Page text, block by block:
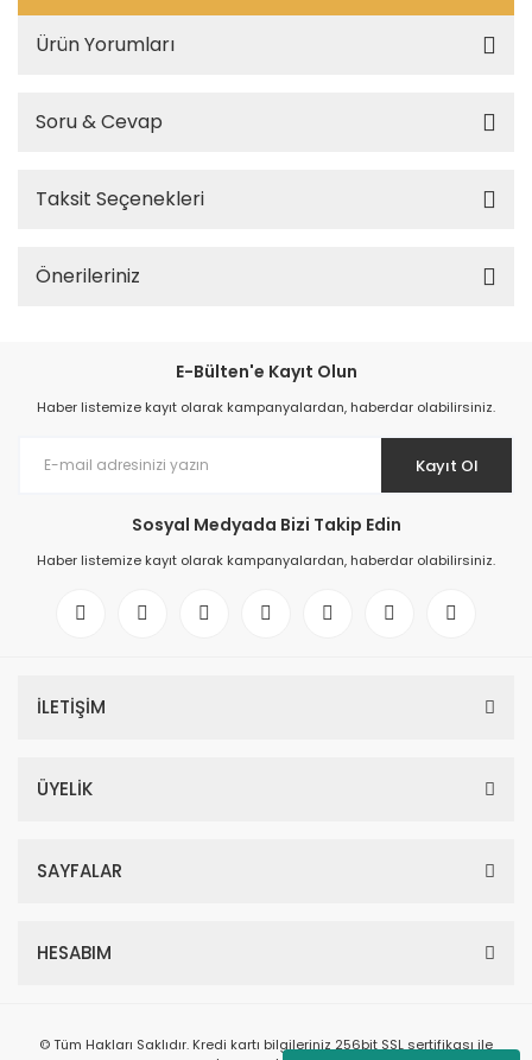
Ürün Yorumları
Soru & Cevap
Taksit Seçenekleri
Önerileriniz
E-Bülten'e Kayıt Olun
Haber listemize kayıt olarak kampanyalardan, haberdar olabilirsiniz.
Kayıt Ol
Sosyal Medyada Bizi Takip Edin
Haber listemize kayıt olarak kampanyalardan, haberdar olabilirsiniz.
İLETİŞİM
ÜYELİK
SAYFALAR
HESABIM
© Tüm Hakları Saklıdır. Kredi kartı bilgileriniz 256bit SSL sertifikası ile